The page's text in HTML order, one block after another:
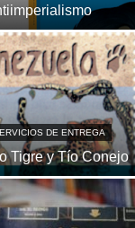
DE ENTREGA
Tigre y Tío Conejo